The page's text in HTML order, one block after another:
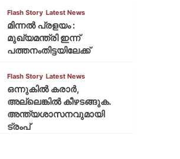
Flash Story Latest News
മിന്നല്‍ പ്രളയം :
മുഖ്യമന്ത്രി ഇന്ന്
പത്തനംതിട്ടയിലേക്ക്
Flash Story Latest News
ഒന്നുകില്‍ കരാര്‍,
അല്ലെങ്കില്‍ കീഴടങ്ങുക.
അന്ത്യശാസനവുമായി
ട്രംപ്